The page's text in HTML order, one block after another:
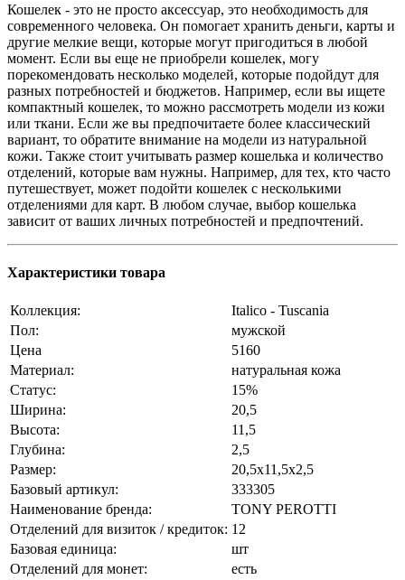
Кошелек - это не просто аксессуар, это необходимость для
современного человека. Он помогает хранить деньги, карты и
другие мелкие вещи, которые могут пригодиться в любой
момент. Если вы еще не приобрели кошелек, могу
порекомендовать несколько моделей, которые подойдут для
разных потребностей и бюджетов. Например, если вы ищете
компактный кошелек, то можно рассмотреть модели из кожи
или ткани. Если же вы предпочитаете более классический
вариант, то обратите внимание на модели из натуральной
кожи. Также стоит учитывать размер кошелька и количество
отделений, которые вам нужны. Например, для тех, кто часто
путешествует, может подойти кошелек с несколькими
отделениями для карт. В любом случае, выбор кошелька
зависит от ваших личных потребностей и предпочтений.
Характеристики товара
Коллекция:
Italico - Tuscania
Пол:
мужской
Цена
5160
Материал:
натуральная кожа
Статус:
15%
Ширина:
20,5
Высота:
11,5
Глубина:
2,5
Размер:
20,5x11,5x2,5
Базовый артикул:
333305
Наименование бренда:
TONY PEROTTI
Отделений для визиток / кредиток: 12
Базовая единица:
шт
Отделений для монет:
есть